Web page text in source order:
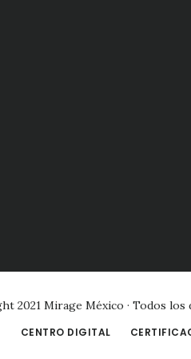
2021 Mirage México · Todos los
CENTRO DIGITAL